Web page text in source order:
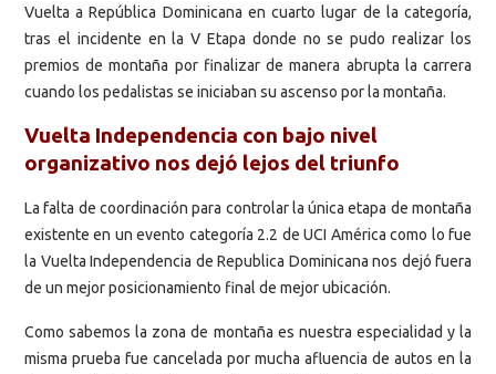
Vuelta a República Dominicana en cuarto lugar de la categoría,
tras el incidente en la V Etapa donde no se pudo realizar los
premios de montaña por finalizar de manera abrupta la carrera
cuando los pedalistas se iniciaban su ascenso por la montaña.
Vuelta Independencia con bajo nivel
organizativo nos dejó lejos del triunfo
La falta de coordinación para controlar la única etapa de montaña
existente en un evento categoría 2.2 de UCI América como lo fue
la Vuelta Independencia de Republica Dominicana nos dejó fuera
de un mejor posicionamiento final de mejor ubicación.
Como sabemos la zona de montaña es nuestra especialidad y la
misma prueba fue cancelada por mucha afluencia de autos en la